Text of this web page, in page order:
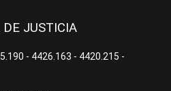
DE JUSTICIA
- 4426.163 - 4420.215 -